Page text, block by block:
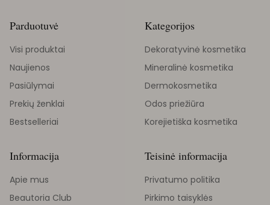
Parduotuvė
Visi produktai
Naujienos
Pasiūlymai
Prekių ženklai
Bestselleriai
Kategorijos
Dekoratyvinė kosmetika
Mineralinė kosmetika
Dermokosmetika
Odos priežiūra
Korejietiška kosmetika
Informacija
Apie mus
Beautoria Club
Teisinė informacija
Privatumo politika
Pirkimo taisyklės